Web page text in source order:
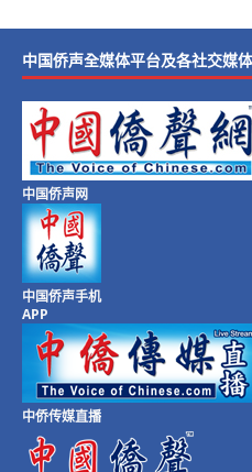
中国侨声全媒体平台及各社交媒
中国侨声网
中国侨声手机
APP
中侨传媒直播